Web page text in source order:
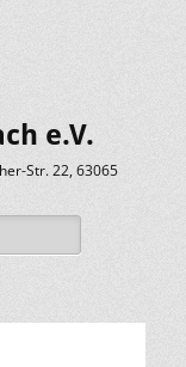
e.V.
Str. 22, 63065